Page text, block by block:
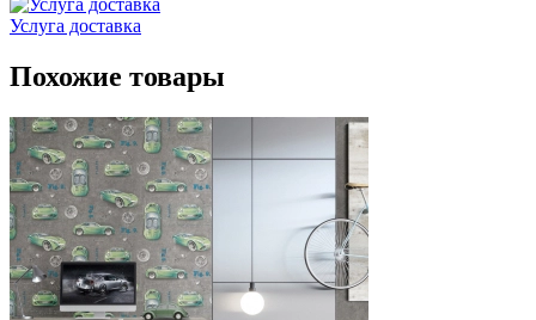
Услуга доставка
Похожие товары